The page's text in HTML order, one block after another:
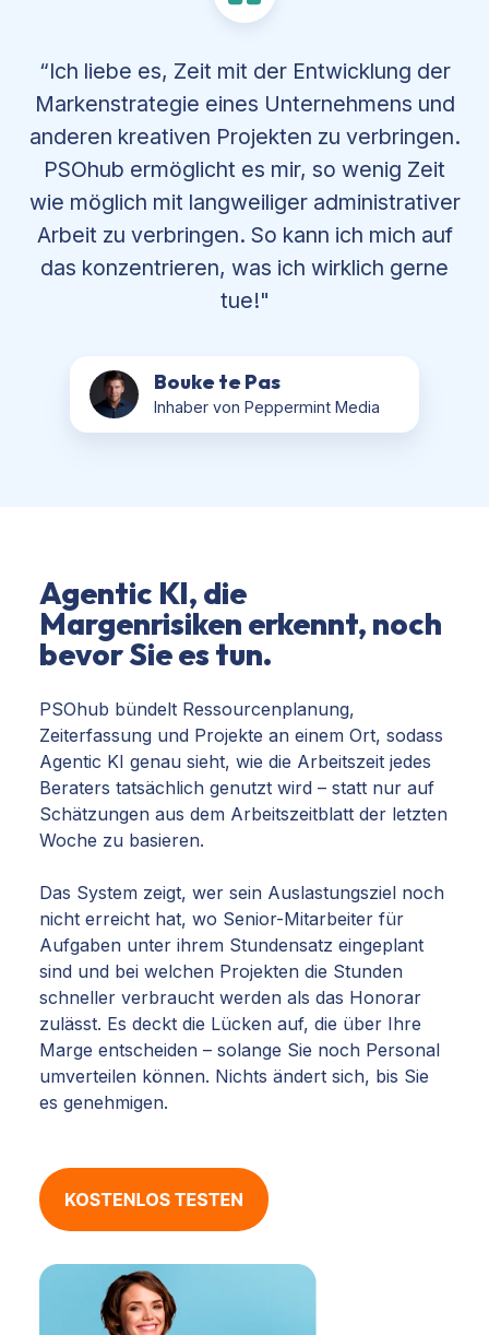
“Ich liebe es, Zeit mit der Entwicklung der
Markenstrategie eines Unternehmens und
anderen kreativen Projekten zu verbringen.
PSOhub ermöglicht es mir, so wenig Zeit
wie möglich mit langweiliger administrativer
Arbeit zu verbringen. So kann ich mich auf
das konzentrieren, was ich wirklich gerne
tue!"
Bouke te Pas
Inhaber von Peppermint Media
Agentic KI, die
Margenrisiken erkennt, noch
bevor Sie es tun.
PSOhub bündelt Ressourcenplanung,
Zeiterfassung und Projekte an einem Ort, sodass
Agentic KI genau sieht, wie die Arbeitszeit jedes
Beraters tatsächlich genutzt wird – statt nur auf
Schätzungen aus dem Arbeitszeitblatt der letzten
Woche zu basieren.
Das System zeigt, wer sein Auslastungsziel noch
nicht erreicht hat, wo Senior-Mitarbeiter für
Aufgaben unter ihrem Stundensatz eingeplant
sind und bei welchen Projekten die Stunden
schneller verbraucht werden als das Honorar
zulässt. Es deckt die Lücken auf, die über Ihre
Marge entscheiden – solange Sie noch Personal
umverteilen können. Nichts ändert sich, bis Sie
es genehmigen.